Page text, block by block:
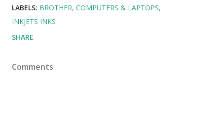
LABELS: BROTHER COMPUTERS & LAPTOPS
INKJETS INKS
SHARE
Comments